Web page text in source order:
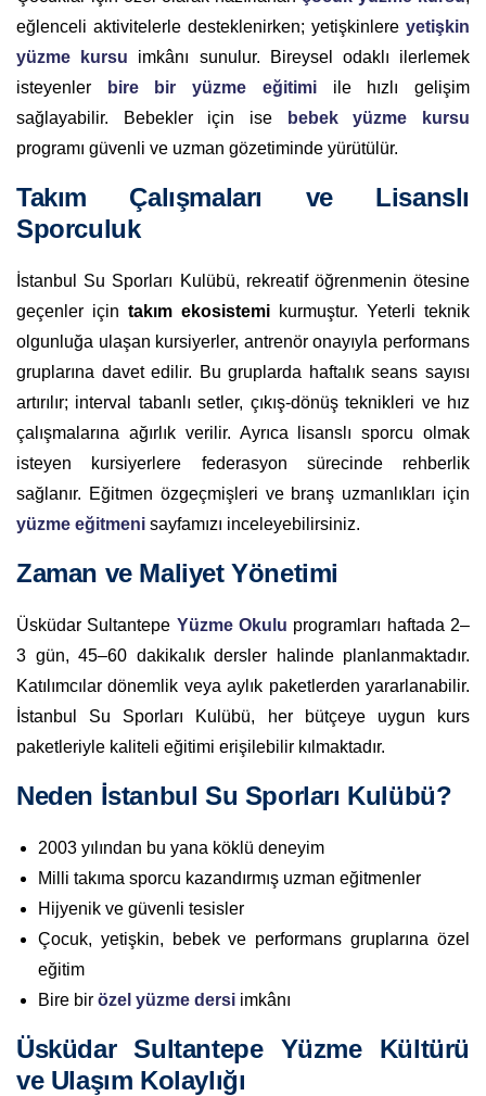
eğlenceli aktivitelerle desteklenirken; yetişkinlere yetişkin
yüzme kursu imkânı sunulur. Bireysel odaklı ilerlemek
isteyenler
bire bir yüzme eğitimiile hızlı gelişim
sağlayabilir. Bebekler için ise
bebek yüzme kursu
programı güvenli ve uzman gözetiminde yürütülür.
Takım Çalışmaları ve Lisanslı
Sporculuk
İstanbul Su Sporları Kulübü, rekreatif öğrenmenin ötesine
geçenler için takım ekosistemi kurmuştur. Yeterli teknik
olgunluğa ulaşan kursiyerler, antrenör onayıyla performans
gruplarına davet edilir. Bu gruplarda haftalık seans sayısı
artırılır; interval tabanlı setler, çıkış-dönüş teknikleri ve hız
çalışmalarına ağırlık verilir. Ayrıca lisanslı sporcu olmak
isteyen kursiyerlere federasyon sürecinde rehberlik
sağlanır. Eğitmen özgeçmişleri ve branş uzmanlıkları için
yüzme eğitmeni sayfamızı inceleyebilirsiniz.
Zaman ve Maliyet Yönetimi
Üsküdar Sultantepe Yüzme Okulu programları haftada 2–
3 gün, 45–60 dakikalık dersler halinde planlanmaktadır.
Katılımcılar dönemlik veya aylık paketlerden yararlanabilir.
İstanbul Su Sporları Kulübü, her bütçeye uygun kurs
paketleriyle kaliteli eğitimi erişilebilir kılmaktadır.
Neden İstanbul Su Sporları Kulübü?
2003 yılından bu yana köklü deneyim
Milli takıma sporcu kazandırmış uzman eğitmenler
Hijyenik ve güvenli tesisler
Çocuk, yetişkin, bebek ve performans gruplarına özel
eğitim
Bire bir özel yüzme dersi imkânı
Üsküdar Sultantepe Yüzme Kültürü
ve Ulaşım Kolaylığı